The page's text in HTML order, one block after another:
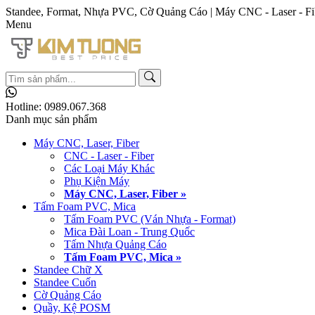
Standee, Format, Nhựa PVC, Cờ Quảng Cáo | Máy CNC - Laser -
Menu
Hotline: 0989.067.368
Danh mục sản phẩm
Máy CNC, Laser, Fiber
CNC - Laser - Fiber
Các Loại Máy Khác
Phụ Kiện Máy
Máy CNC, Laser, Fiber »
Tấm Foam PVC, Mica
Tấm Foam PVC (Ván Nhựa - Format)
Mica Đài Loan - Trung Quốc
Tấm Nhựa Quảng Cáo
Tấm Foam PVC, Mica »
Standee Chữ X
Standee Cuốn
Cờ Quảng Cáo
Quầy, Kệ POSM